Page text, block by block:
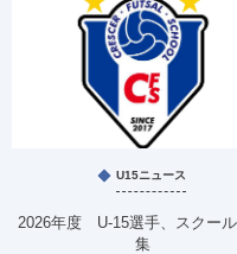
U15ニュース
2026年度 U-15選手、スクー
集